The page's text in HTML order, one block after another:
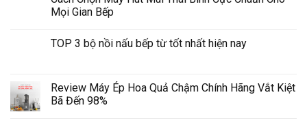
Mọi Gian Bếp
TOP 3 bộ nồi nấu bếp từ tốt nhất hiện nay
Review Máy Ép Hoa Quả Chậm Chính Hãng Vắt Kiệt
Bã Đến 98%